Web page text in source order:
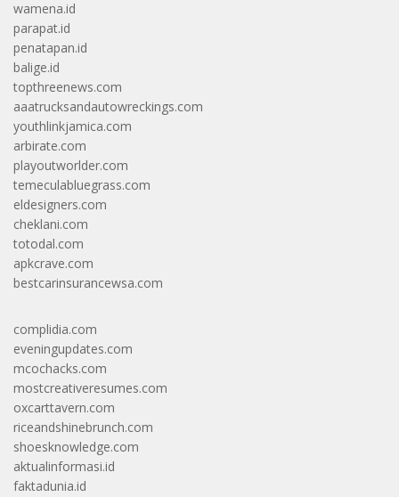
wamena.id
parapat.id
penatapan.id
balige.id
topthreenews.com
aaatrucksandautowreckings.com
youthlinkjamica.com
arbirate.com
playoutworlder.com
temeculabluegrass.com
eldesigners.com
cheklani.com
totodal.com
apkcrave.com
bestcarinsurancewsa.com
complidia.com
eveningupdates.com
mcochacks.com
mostcreativeresumes.com
oxcarttavern.com
riceandshinebrunch.com
shoesknowledge.com
aktualinformasi.id
faktadunia.id